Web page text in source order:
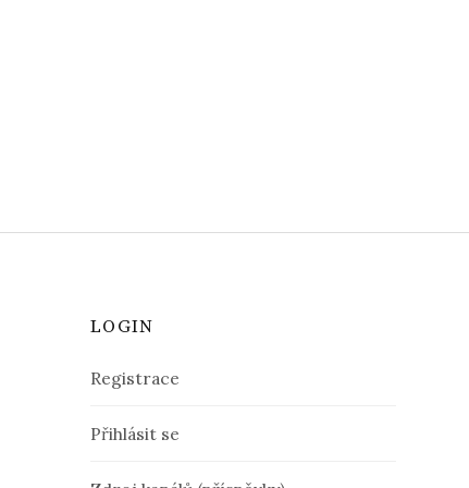
LOGIN
Registrace
Přihlásit se